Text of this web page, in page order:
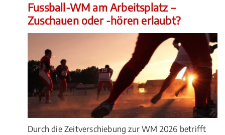
Fussball-WM am Arbeitsplatz –
Zuschauen oder -hören erlaubt?
Durch die Zeitverschiebung zur WM 2026 betrifft